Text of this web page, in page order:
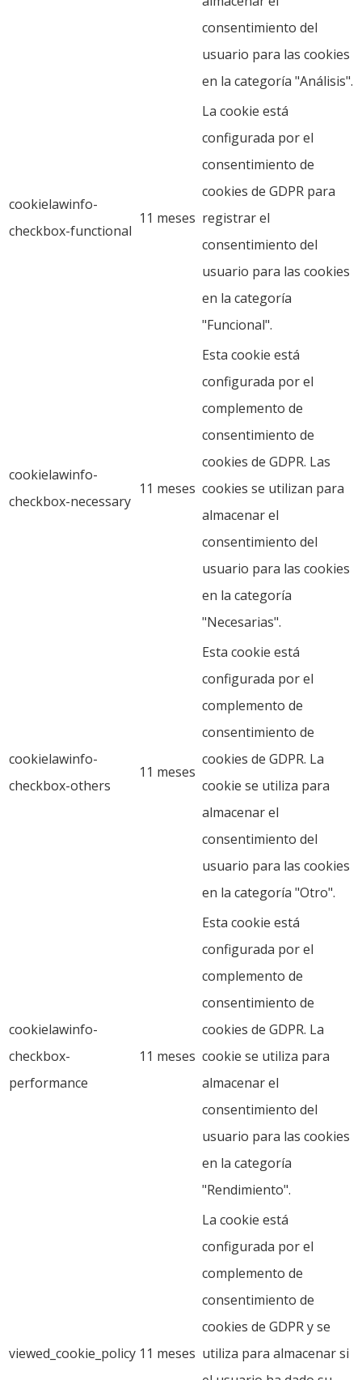
consentimiento del
usuario para las cookies
en la categoría "Análisis".
cookielawinfo-
checkbox-functional
11 meses
La cookie está
configurada por el
consentimiento de
cookies de GDPR para
registrar el
consentimiento del
usuario para las cookies
en la categoría
"Funcional".
cookielawinfo-
checkbox-necessary
11 meses
Esta cookie está
configurada por el
complemento de
consentimiento de
cookies de GDPR. Las
cookies se utilizan para
almacenar el
consentimiento del
usuario para las cookies
en la categoría
"Necesarias".
cookielawinfo-
checkbox-others
11 meses
Esta cookie está
configurada por el
complemento de
consentimiento de
cookies de GDPR. La
cookie se utiliza para
almacenar el
consentimiento del
usuario para las cookies
en la categoría "Otro".
cookielawinfo-
checkbox-
performance
11 meses
Esta cookie está
configurada por el
complemento de
consentimiento de
cookies de GDPR. La
cookie se utiliza para
almacenar el
consentimiento del
usuario para las cookies
en la categoría
"Rendimiento".
viewed_cookie_policy 11 meses
La cookie está
configurada por el
complemento de
consentimiento de
cookies de GDPR y se
utiliza para almacenar si